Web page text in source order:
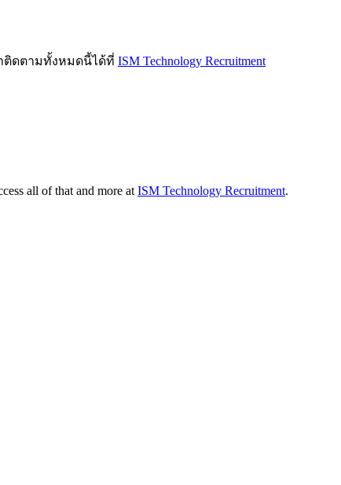
ติดตามทั้งหมดนี้ได้ที่ ISM Technology Recruitment
all of that and more at ISM Technology Recruitment.